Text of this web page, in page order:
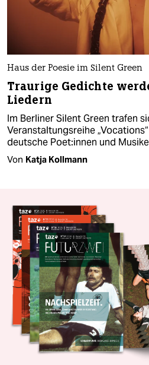
Haus der Poesie im Silent Green
Traurige Gedichte
Liedern
Im Berliner Silent Green trafen
Veranstaltungsreihe
deutsche Poe­t:in­nen und
Von Katja Kollmann